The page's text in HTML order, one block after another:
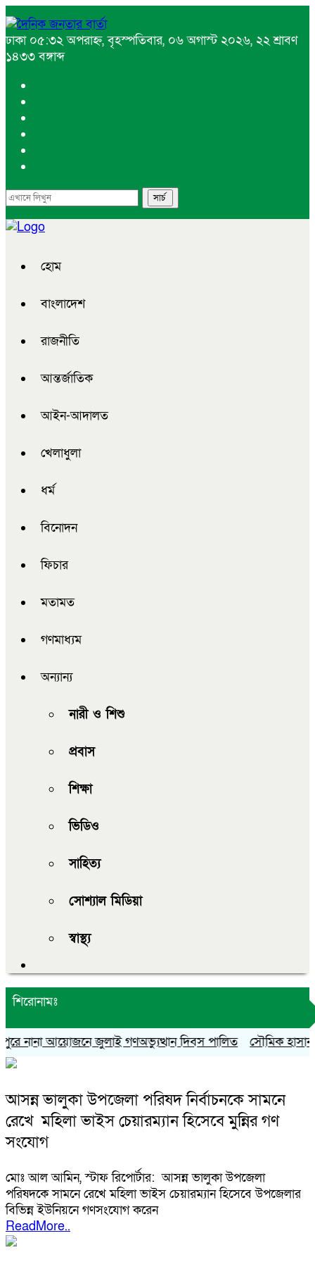
ঢাকা ০৫:৩২ অপরাহ্ন, বৃহস্পতিবার, ০৬ অগাস্ট ২০২৬, ২২ শ্রাবণ
১৪৩৩ বঙ্গাব্দ
হোম
বাংলাদেশ
রাজনীতি
আন্তর্জাতিক
আইন-আদালত
খেলাধুলা
ধর্ম
বিনোদন
ফিচার
মতামত
গণমাধ্যম
অন্যান্য
নারী ও শিশু
প্রবাস
শিক্ষা
ভিডিও
সাহিত্য
সোশ্যাল মিডিয়া
স্বাস্থ্য
শিরোনামঃ
নানা আয়োজনে জুলাই গণঅভ্যুত্থান দিবস পালিত সৌমিক হাসান
আসন্ন ভালুকা উপজেলা পরিষদ নির্বাচনকে সামনে
রেখে মহিলা ভাইস চেয়ারম্যান হিসেবে মুন্নির গণ
সংযোগ
মোঃ আল আমিন, স্টাফ রিপোর্টার: আসন্ন ভালুকা উপজেলা
পরিষদকে সামনে রেখে মহিলা ভাইস চেয়ারম্যান হিসেবে উপজেলার
বিভিন্ন ইউনিয়নে গণসংযোগ করেন
ReadMore..